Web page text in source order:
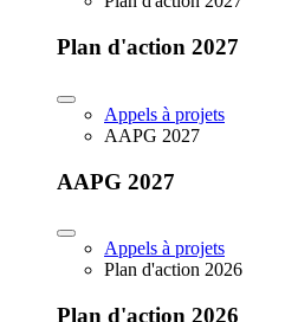
Plan d'action 2027
Appels à projets
AAPG 2027
AAPG 2027
Appels à projets
Plan d'action 2026
Plan d'action 2026